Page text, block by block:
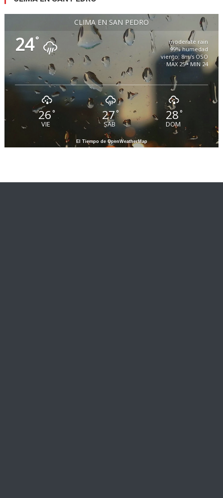
CLIMA EN SAN PEDRO
24°
moderate rain
99% humedad
viento: 8m/s OSO
MAX 25 • MIN 24
26°
VIE
27 °
SAB
28°
DOM
El Tiempo de OpenWeatherMap